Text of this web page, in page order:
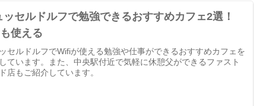
ッセルドルフで勉強できるおすすめカフェ2選！
使える
セルドルフでWifiが使える勉強や仕事ができるおすすめカフェを
ています。また、中央駅付近で気軽に休憩父ができるファスト
店もご紹介しています。